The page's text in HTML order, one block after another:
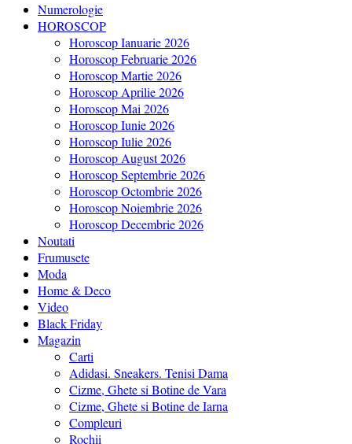
Numerologie
HOROSCOP
Horoscop Ianuarie 2026
Horoscop Februarie 2026
Horoscop Martie 2026
Horoscop Aprilie 2026
Horoscop Mai 2026
Horoscop Iunie 2026
Horoscop Iulie 2026
Horoscop August 2026
Horoscop Septembrie 2026
Horoscop Octombrie 2026
Horoscop Noiembrie 2026
Horoscop Decembrie 2026
Noutati
Frumusete
Moda
Home & Deco
Video
Black Friday
Magazin
Carti
Adidasi. Sneakers. Tenisi Dama
Cizme, Ghete si Botine de Vara
Cizme, Ghete si Botine de Iarna
Compleuri
Rochii